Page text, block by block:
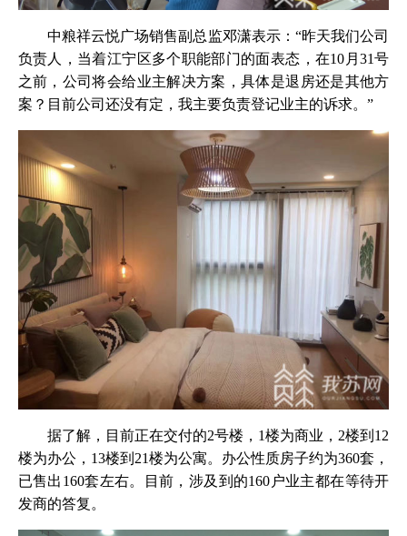
中粮祥云悦广场销售副总监邓潇表示：“昨天我们公司
负责人，当着江宁区多个职能部门的面表态，在10月31号
之前，公司将会给业主解决方案，具体是退房还是其他方
案？目前公司还没有定，我主要负责登记业主的诉求。”
据了解，目前正在交付的2号楼，1楼为商业，2楼到12
楼为办公，13楼到21楼为公寓。办公性质房子约为360套，
已售出160套左右。目前，涉及到的160户业主都在等待开
发商的答复。